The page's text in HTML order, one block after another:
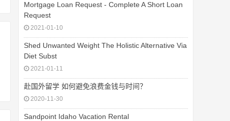
Mortgage Loan Request - Complete A Short Loan
Request
2021-01-10
Shed Unwanted Weight The Holistic Alternative Via
Diet Subst
2021-01-11
赴国外留学 如何避免浪费金钱与时间？
2020-11-30
Sandpoint Idaho Vacation Rental